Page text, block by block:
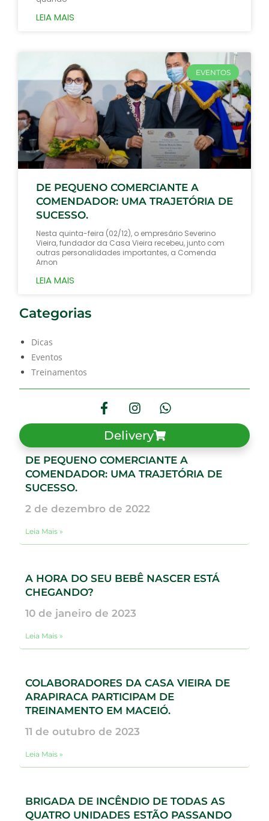
LEIA MAIS
EVENTOS
DE PEQUENO COMERCIANTE A
COMENDADOR: UMA TRAJETÓRIA DE
SUCESSO.
Nesta quinta-feira (02/12), o empresário Severino
Vieira, fundador da Casa Vieira recebeu, junto com
outras personalidades importantes, a Comenda
Arnon
LEIA MAIS
Categorias
Dicas
Eventos
Treinamentos
Delivery
DE PEQUENO COMERCIANTE A
COMENDADOR: UMA TRAJETÓRIA DE
SUCESSO.
2 de dezembro de 2022
Leia Mais »
A HORA DO SEU BEBÊ NASCER ESTÁ
CHEGANDO?
10 de janeiro de 2023
Leia Mais »
COLABORADORES DA CASA VIEIRA DE
ARAPIRACA PARTICIPAM DE
TREINAMENTO EM MACEIÓ.
11 de outubro de 2023
Leia Mais »
BRIGADA DE INCÊNDIO DE TODAS AS
QUATRO UNIDADES ESTÃO PASSANDO